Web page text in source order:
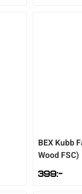
BEXKubb
Wood FSC)
399:-